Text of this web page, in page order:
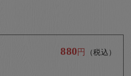
880 円 （税込）